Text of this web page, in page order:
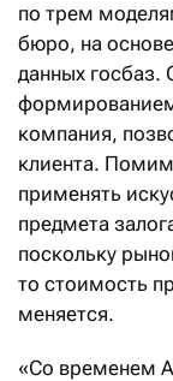
по трем
бюро, на
данных
компания,
клиента.
применять
предмета
поскольку
то стоимость
меняется.
«Со временем